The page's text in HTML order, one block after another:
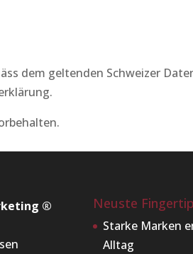
dem geltenden Schweizer
®
Neuste
Starke Marken
Alltag